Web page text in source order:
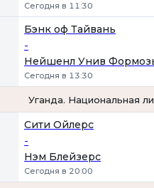
Сегодня в 11:30
Бэнк оф Тайвань
-
Нейшенл Унив
Сегодня в 13:30
Уганда. Национальная
Сити Ойлерс
-
Нэм Блейзерс
Сегодня в 20:00